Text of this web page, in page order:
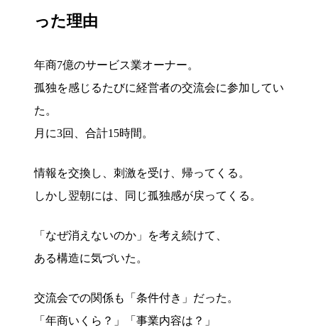
った理由
年商7億のサービス業オーナー。
孤独を感じるたびに経営者の交流会に参加してい
た。
月に3回、合計15時間。
情報を交換し、刺激を受け、帰ってくる。
しかし翌朝には、同じ孤独感が戻ってくる。
「なぜ消えないのか」を考え続けて、
ある構造に気づいた。
交流会での関係も「条件付き」だった。
「年商いくら？」「事業内容は？」